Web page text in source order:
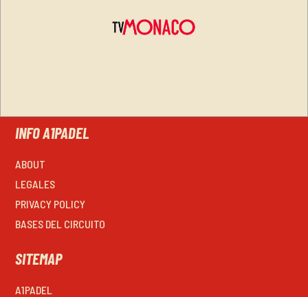
INFO A1PADEL
ABOUT
LEGALES
PRIVACY POLICY
BASES DEL CIRCUITO
SITEMAP
A1PADEL